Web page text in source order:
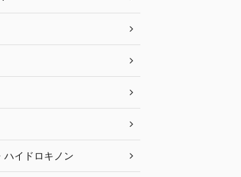
ハイドロキノン